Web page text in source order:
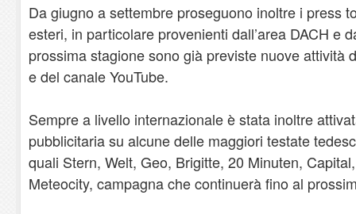
Da giugno a settembre proseguono inoltre i press
esteri, in particolare provenienti dall’area DACH e
prossima stagione sono già previste nuove attività
e del canale YouTube.
Sempre a livello internazionale è stata inoltre
pubblicitaria su alcune delle maggiori testate
quali Stern, Welt, Geo, Brigitte, 20 Minuten,
Meteocity, campagna che continuerà fino al